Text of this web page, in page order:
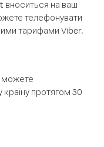
вноситься на ваш
телефонувати
тарифами Viber.
можете
протягом 30